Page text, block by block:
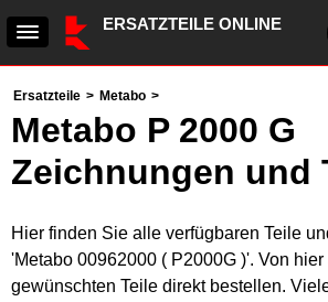
ERSATZTEILE ONLINE
Ersatzteile > Metabo >
Metabo P 2000 G
Zeichnungen und
Hier finden Sie alle verfügbaren Teile
'Metabo 00962000 ( P2000G )'. Von
gewünschten Teile direkt bestellen.